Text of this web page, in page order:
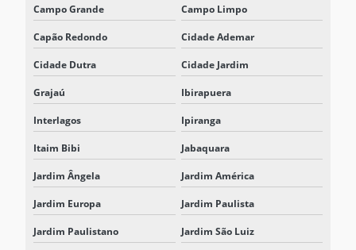
RETIFICADOR CARREGADOR 125VCC
RETIFICADOR CARREGADOR DE BATERIA
RETIFICADOR CARREGADOR CHAVEADO EM ALTA FREQUÊNCIA
RETIFICADOR CARREGADOR FLUTUADOR
RETIFICADOR CARREGADOR PORTÁTIL
RETIFICADOR CHAVEADO
RETIFICADOR INDUSTRIAL
Campo Grande Campo Limpo
Capão Redondo Cidade Ademar
Cidade Dutra Cidade Jardim
Grajaú Ibirapuera
Interlagos Ipiranga
Itaim Bibi Jabaquara
Jardim Ângela Jardim América
Jardim Europa Jardim Paulista
Jardim Paulistano Jardim São Luiz